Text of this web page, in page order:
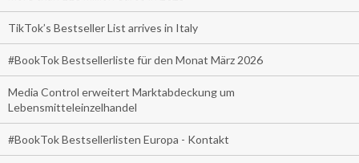
TikTok’s Bestseller List arrives in Italy
#BookTok Bestsellerliste für den Monat März 2026
Media Control erweitert Marktabdeckung um
Lebensmitteleinzelhandel
#BookTok Bestsellerlisten Europa - Kontakt